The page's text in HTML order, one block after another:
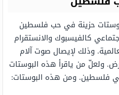
حزينة في حب فلسطين
كالفيسبوك والانستقرام
وذلك لإيصال صوت آلام
ولعلّ من ياقرأ هذه البوستات
في فلسطين. ومن هذه البوستات: